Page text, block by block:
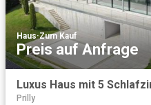
Haus·Zum Kauf
Preis auf Anfrage
Prilly